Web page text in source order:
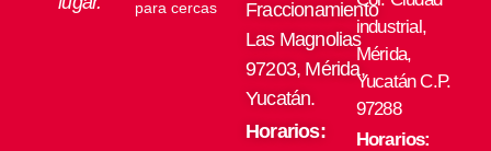
para cercas
Fraccionamiento
Las Magnolias
97203, Mérida,
Yucatán.
Horarios:
industrial,
Mérida,
Yucatán C.P.
97288
Horarios: